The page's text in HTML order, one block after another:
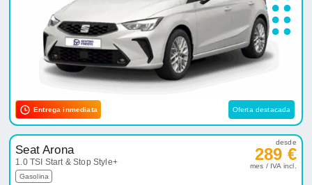
Entrega inmediata Oferta destacada
Seat Arona
1.0 TSI Start & Stop Style+
Gasolina
desde
289 €
mes / IVA incl.